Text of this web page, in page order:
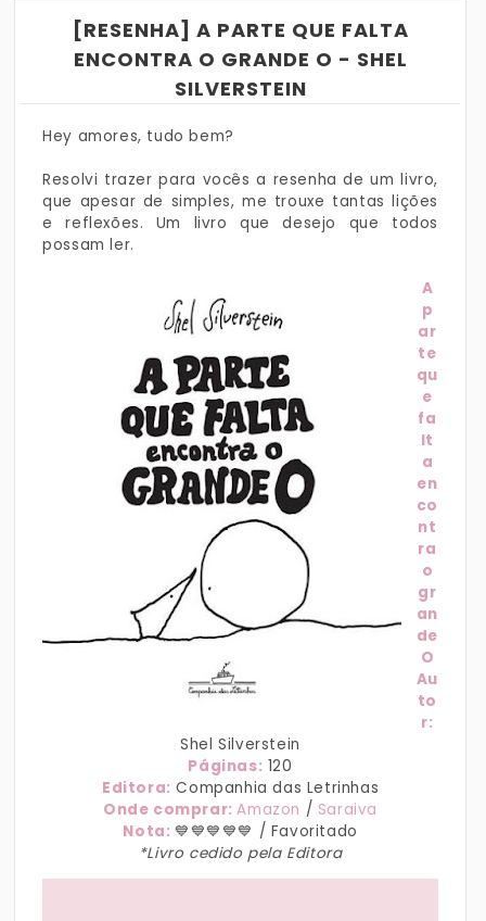
[RESENHA] A PARTE QUE FALTA
ENCONTRA O GRANDE O - SHEL
SILVERSTEIN
Hey amores, tudo bem?
Resolvi trazer para vocês a resenha de um livro,
que apesar de simples, me trouxe tantas lições
e reflexões. Um livro que desejo que todos
possam ler.
A
p
ar
te
qu
e
fa
lt
a
en
co
nt
ra
o
gr
an
de
O
Au
to
r:
Shel Silverstein
Páginas: 120
Editora: Companhia das Letrinhas
Onde comprar:Amazon / Saraiva
Nota: 💙💙💙💙💙 / Favoritado
*Livro cedido pela Editora